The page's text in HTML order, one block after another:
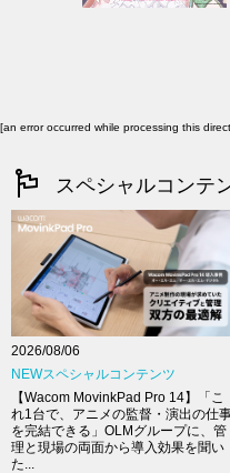
[an error occurred while processing this
スペシャルコンテ
2026/08/06
NEWスペシャルコンテンツ
【Wacom MovinkPad Pro 14】「こ
れ1台で、アニメの監督・演出の仕
を完結できる」OLMグループに、管
理と現場の両面から導入効果を聞い
た...